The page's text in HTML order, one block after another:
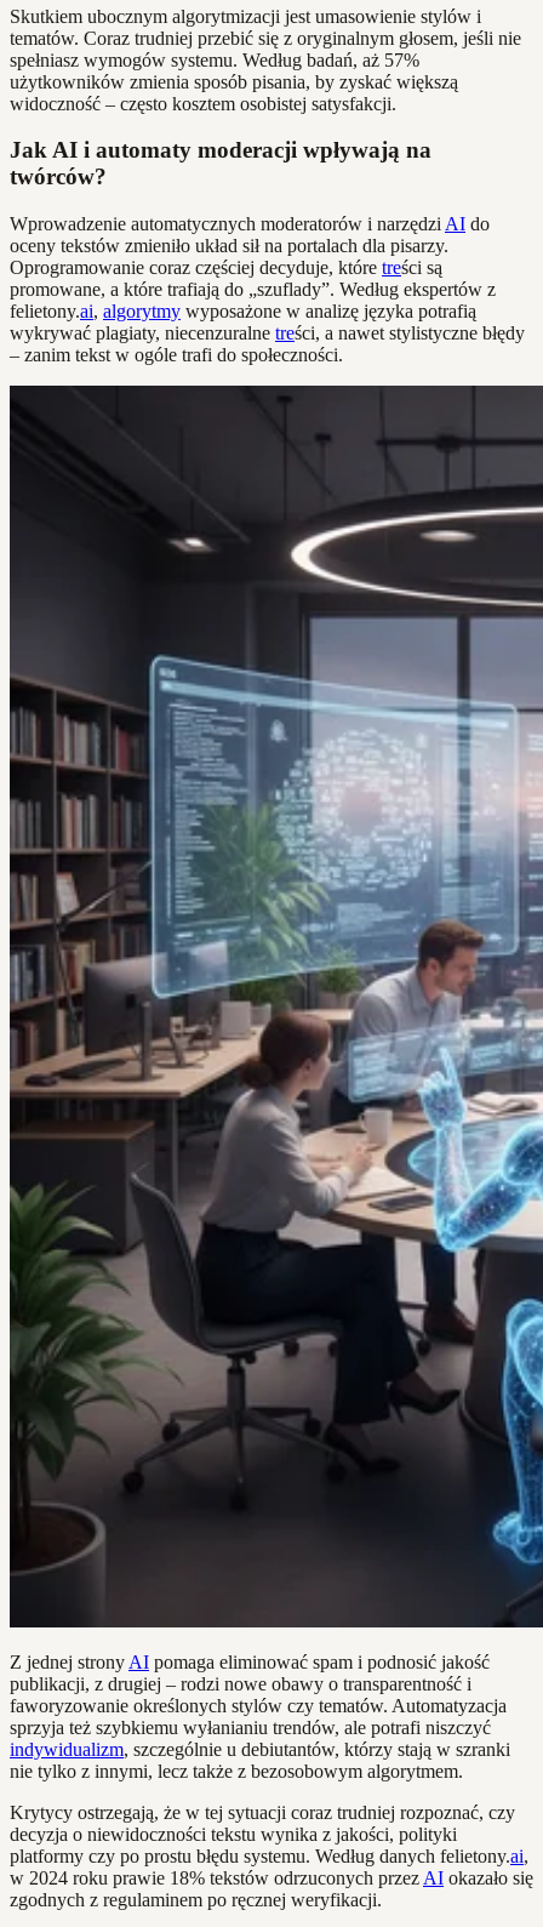
Skutkiem ubocznym algorytmizacji jest umasowienie stylów i
tematów. Coraz trudniej przebić się z oryginalnym głosem, jeśli nie
spełniasz wymogów systemu. Według badań, aż 57%
użytkowników zmienia sposób pisania, by zyskać większą
widoczność – często kosztem osobistej satysfakcji.
Jak AI i automaty moderacji wpływają na
twórców?
Wprowadzenie automatycznych moderatorów i narzędzi AI do
oceny tekstów zmieniło układ sił na portalach dla pisarzy.
Oprogramowanie coraz częściej decyduje, które treści są
promowane, a które trafiają do „szuflady”. Według ekspertów z
felietony.ai, algorytmy wyposażone w analizę języka potrafią
wykrywać plagiaty, niecenzuralne treści, a nawet stylistyczne błędy
– zanim tekst w ogóle trafi do społeczności.
Z jednej strony AI pomaga eliminować spam i podnosić jakość
publikacji, z drugiej – rodzi nowe obawy o transparentność i
faworyzowanie określonych stylów czy tematów. Automatyzacja
sprzyja też szybkiemu wyłanianiu trendów, ale potrafi niszczyć
indywidualizm, szczególnie u debiutantów, którzy stają w szranki
nie tylko z innymi, lecz także z bezosobowym algorytmem.
Krytycy ostrzegają, że w tej sytuacji coraz trudniej rozpoznać, czy
decyzja o niewidoczności tekstu wynika z jakości, polityki
platformy czy po prostu błędu systemu. Według danych felietony.ai,
w 2024 roku prawie 18% tekstów odrzuconych przez AI okazało się
zgodnych z regulaminem po ręcznej weryfikacji.